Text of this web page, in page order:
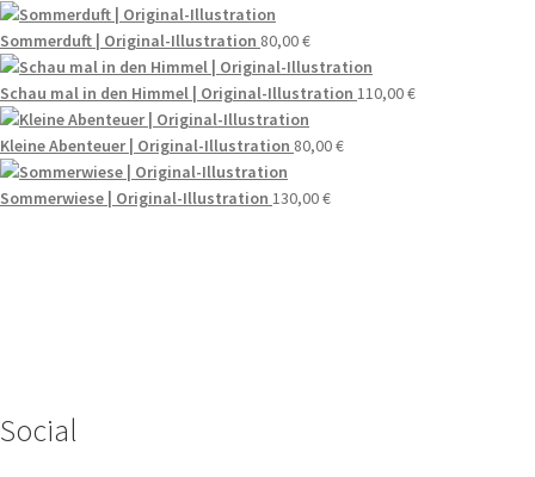
Sommerduft | Original-Illustration 80,00€
Schau mal in den Himmel | Original-Illustration 110,00€
Kleine Abenteuer | Original-Illustration 80,00€
Sommerwiese | Original-Illustration 130,00€
Social